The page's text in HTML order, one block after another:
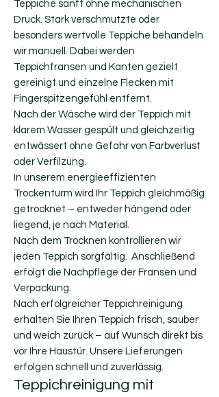
Teppiche sanft ohne mechanischen
Druck. Stark verschmutzte oder
besonders wertvolle Teppiche behandeln
wir manuell. Dabei werden
Teppichfransen und Kanten gezielt
gereinigt und einzelne Flecken mit
Fingerspitzengefühl entfernt.
Nach der Wäsche wird der Teppich mit
klarem Wasser gespült und gleichzeitig
entwässert ohne Gefahr von Farbverlust
oder Verfilzung.
In unserem energieeffizienten
Trockenturm wird Ihr Teppich gleichmäßig
getrocknet – entweder hängend oder
liegend, je nach Material.
Nach dem Trocknen kontrollieren wir
jeden Teppich sorgfältig. Anschließend
erfolgt die Nachpflege der Fransen und
Verpackung.
Nach erfolgreicher Teppichreinigung
erhalten Sie Ihren Teppich frisch, sauber
und weich zurück – auf Wunsch direkt bis
vor Ihre Haustür. Unsere Lieferungen
erfolgen schnell und zuverlässig.
Teppichreinigung mit